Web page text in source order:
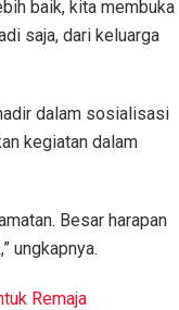
baik, kita membuka
saja, dari keluarga
dalam sosialisasi
kegiatan dalam
Besar harapan
ungkapnya.
Remaja